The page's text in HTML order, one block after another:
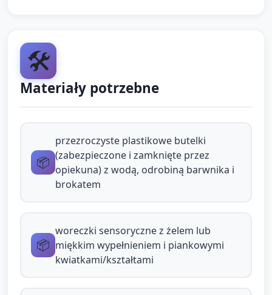
Zachęcaj dziecko do potrząsania, oglądania i
zabawa" (ok. 5 minut)
Podaj woreczek sensoryczny (np.
piankowymi kwiatkami lub kolorowymi
kształtami.
🛠️
Materiały potrzebne
📦
przezroczyste plastikowe butelki
(zabezpieczone i zamknięte przez
opiekuna) z wodą, odrobiną barwnika i
brokatem
📦
woreczki sensoryczne z żelem lub
miękkim wypełnieniem i piankowymi
kwiatkami/kształtami